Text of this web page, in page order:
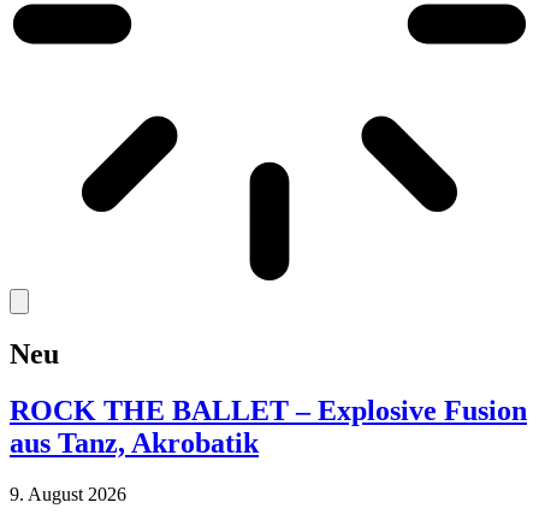
Neu
ROCK THE BALLET – Explosive Fusion
aus Tanz, Akrobatik
9. August 2026